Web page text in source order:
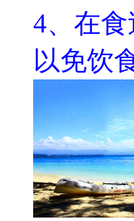
4、在
以免饮